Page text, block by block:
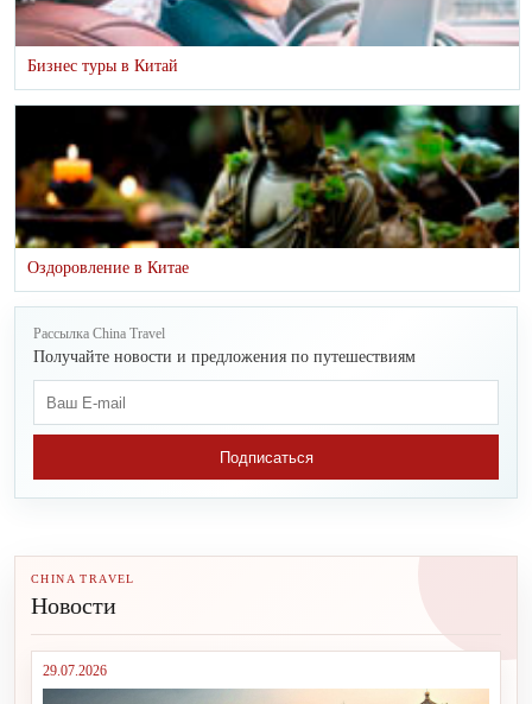
Бизнес туры в Китай
Оздоровление в Китае
Рассылка China Travel
Получайте новости и предложения по путешествиям
Подписаться
CHINA TRAVEL
Новости
29.07.2026